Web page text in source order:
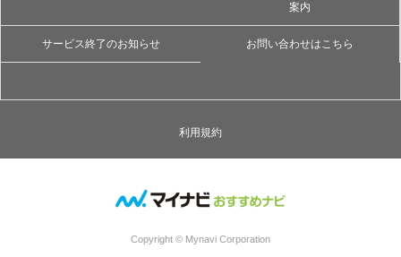
案内
サービス終了のお知らせ お問い合わせはこちら
利用規約
Copyright © Mynavi Corporation